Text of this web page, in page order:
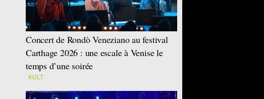
Concert de Rondò Veneziano au festival
Carthage 2026 : une escale à Venise le
temps d’une soirée
KULT